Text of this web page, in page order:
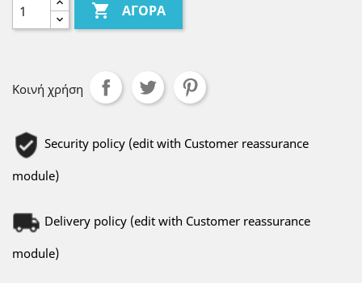
 ΑΓΟΡΆ
Κοινή χρήση
Security policy (edit with Customer reassurance
module)
Delivery policy (edit with Customer reassurance
module)